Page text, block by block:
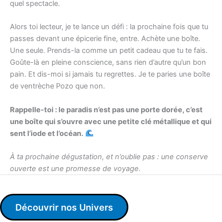
quel spectacle.
Alors toi lecteur, je te lance un défi : la prochaine fois que tu
passes devant une épicerie fine, entre. Achète une boîte.
Une seule. Prends-la comme un petit cadeau que tu te fais.
Goûte-là en pleine conscience, sans rien d’autre qu’un bon
pain. Et dis-moi si jamais tu regrettes. Je te paries une boîte
de ventrèche Pozo que non.
Rappelle-toi : le paradis n’est pas une porte dorée, c’est
une boîte qui s’ouvre avec une petite clé métallique et qui
sent l’iode et l’océan.
À ta prochaine dégustation, et n’oublie pas : une conserve
ouverte est une promesse de voyage.
Découvrir nos Univers